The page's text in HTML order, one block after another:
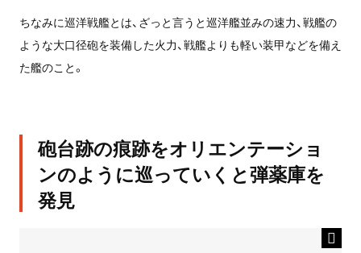
ちなみに巡洋戦艦とは、ざっと言うと巡洋艦並みの速力、戦艦の
ような大口径砲を装備した火力、戦艦よりも軽い装甲などを備え
た艦のこと。
砲台跡の痕跡をオリエンテーショ
ンのように巡っていくと弾薬庫を
発見